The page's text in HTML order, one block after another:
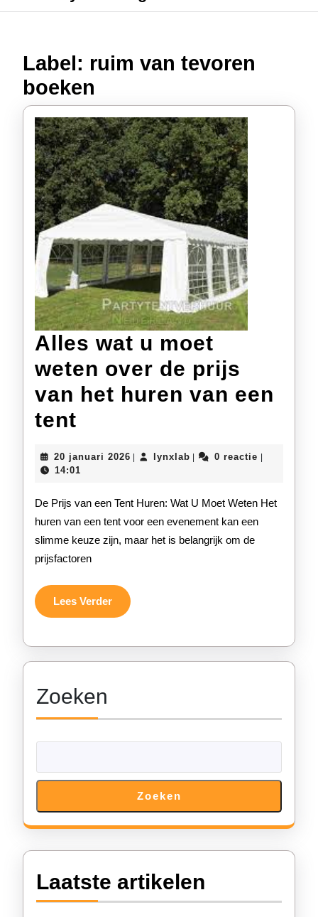
Label: ruim van tevoren
boeken
Alles wat u moet
weten over de prijs
van het huren van een
tent
u
moet
weten
over
prijs
van
het
van
een
20 januari 2026 20
lynxlablynxlab0 reactie
14:01
De Prijs van een Tent Huren: Wat U Moet Weten Het
huren van een tent voor een evenement kan een
slimme keuze zijn, maar het is belangrijk om de
prijsfactoren
Lees VerderLees
Verder
Zoeken
Zoeken
Laatste artikelen